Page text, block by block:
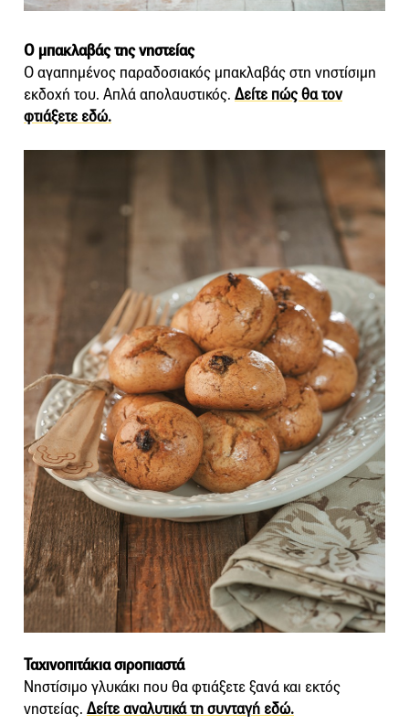
Ο μπακλαβάς της νηστείας
Ο αγαπημένος παραδοσιακός μπακλαβάς στη νηστίσιμη
εκδοχή του. Απλά απολαυστικός. Δείτε πώς θα τον
φτιάξετε εδώ.
Ταχινοπιτάκια σιροπιαστά
Νηστίσιμο γλυκάκι που θα φτιάξετε ξανά και εκτός
νηστείας. Δείτε αναλυτικά τη συνταγή εδώ.